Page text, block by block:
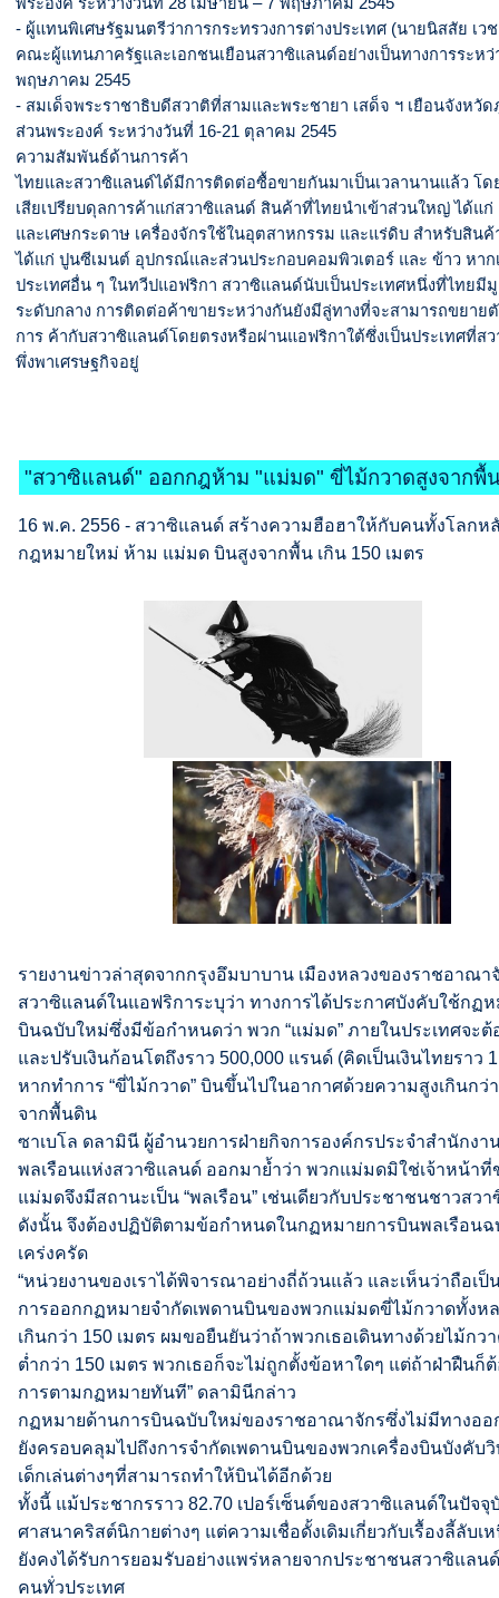
พระองค์ ระหว่างวันที่ 28 เมษายน – 7 พฤษภาคม 2545
- ผู้แทนพิเศษรัฐมนตรีว่าการกระทรวงการต่างประเทศ (นายนิสสัย เว
คณะผู้แทนภาครัฐและเอกชนเยือนสวาซิแลนด์อย่างเป็นทางการระหว่
พฤษภาคม 2545
- สมเด็จพระราชาธิบดีสวาติที่สามและพระชายา เสด็จ ฯ เยือนจังหวัด
ส่วนพระองค์ ระหว่างวันที่ 16-21 ตุลาคม 2545
ความสัมพันธ์ด้านการค้า
ไทยและสวาซิแลนด์ได้มีการติดต่อซื้อขายกันมาเป็นเวลานานแล้ว โด
เสียเปรียบดุลการค้าแก่สวาซิแลนด์ สินค้าที่ไทยนำเข้าส่วนใหญ่ ได้แก่
และเศษกระดาษ เครื่องจักรใช้ในอุตสาหกรรม และแร่ดิบ สำหรับสิน
ได้แก่ ปูนซีเมนต์ อุปกรณ์และส่วนประกอบคอมพิวเตอร์ และ ข้าว หาก
ประเทศอื่น ๆ ในทวีปแอฟริกา สวาซิแลนด์นับเป็นประเทศหนึ่งที่ไทยมี
ระดับกลาง การติดต่อค้าขายระหว่างกันยังมีลู่ทางที่จะสามารถขยาย
การ ค้ากับสวาซิแลนด์โดยตรงหรือผ่านแอฟริกาใต้ซึ่งเป็นประเทศที่ส
พึ่งพาเศรษฐกิจอยู่
"สวาซิแลนด์" ออกกฎห้าม "แม่มด" ขี่ไม้กวาดสูงจากพื้
16 พ.ค. 2556 - สวาซิแลนด์ สร้างความฮือฮาให้กับคนทั้งโลกห
กฎหมายใหม่ ห้าม แม่มด บินสูงจากพื้น เกิน 150 เมตร
รายงานข่าวล่าสุดจากกรุงอึมบาบาน เมืองหลวงของราชอาณา
สวาซิแลนด์ในแอฟริการะบุว่า ทางการได้ประกาศบังคับใช้กฏ
บินฉบับใหม่ซึ่งมีข้อกำหนดว่า พวก “แม่มด” ภายในประเทศจะต้
และปรับเงินก้อนโตถึงราว 500,000 แรนด์ (คิดเป็นเงินไทยราว
หากทำการ “ขี่ไม้กวาด” บินขึ้นไปในอากาศด้วยความสูงเกินกว่า
จากพื้นดิน
ซาเบโล ดลามินี ผู้อำนวยการฝ่ายกิจการองค์กรประจำสำนักงา
พลเรือนแห่งสวาซิแลนด์ ออกมาย้ำว่า พวกแม่มดมิใช่เจ้าหน้าที่
แม่มดจึงมีสถานะเป็น “พลเรือน” เช่นเดียวกับประชาชนชาวสว
ดังนั้น จึงต้องปฏิบัติตามข้อกำหนดในกฏหมายการบินพลเรือนฉ
เคร่งครัด
“หน่วยงานของเราได้พิจารณาอย่างถี่ถ้วนแล้ว และเห็นว่าถือเป็
การออกกฏหมายจำกัดเพดานบินของพวกแม่มดขี่ไม้กวาดทั้งห
เกินกว่า 150 เมตร ผมขอยืนยันว่าถ้าพวกเธอเดินทางด้วยไม้กว
ต่ำกว่า 150 เมตร พวกเธอก็จะไม่ถูกตั้งข้อหาใดๆ แต่ถ้าฝ่าฝืนก็
การตามกฏหมายทันที” ดลามินีกล่าว
กฏหมายด้านการบินฉบับใหม่ของราชอาณาจักรซึ่งไม่มีทางออ
ยังครอบคลุมไปถึงการจำกัดเพดานบินของพวกเครื่องบินบังคับ
เด็กเล่นต่างๆที่สามารถทำให้บินได้อีกด้วย
ทั้งนี้ แม้ประชากรราว 82.70 เปอร์เซ็นต์ของสวาซิแลนด์ในปัจ
ศาสนาคริสต์นิกายต่างๆ แต่ความเชื่อดั้งเดิมเกี่ยวกับเรื้องลี้ลับเ
ยังคงได้รับการยอมรับอย่างแพร่หลายจากประชาชนสวาซิแลน
คนทั่วประเทศ